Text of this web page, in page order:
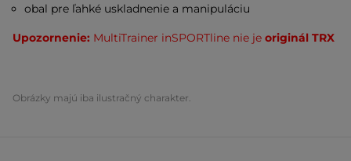
obal pre ľahké uskladnenie a manipuláciu
Upozornenie: MultiTrainer inSPORTline nie je originál TRX
Obrázky majú iba ilustračný charakter.